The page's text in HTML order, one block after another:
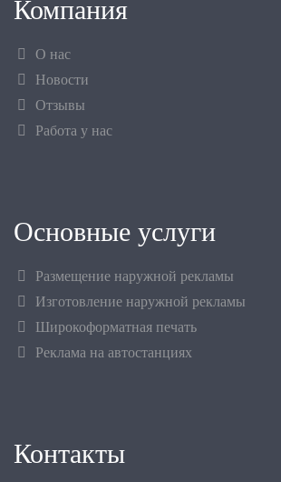
Компания
О нас
Новости
Отзывы
Работа у нас
Основные услуги
Размещение наружной рекламы
Изготовление наружной рекламы
Широкоформатная печать
Реклама на автостанциях
Контакты